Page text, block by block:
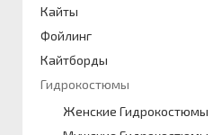
Кайты
Фойлинг
Кайтборды
Гидрокостюмы
Женские Гидрокостюмы